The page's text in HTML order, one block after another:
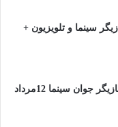
سینما و تلویزیون +
درگذشت مریم همتیان بازیگر جوان سینما 12مرداد